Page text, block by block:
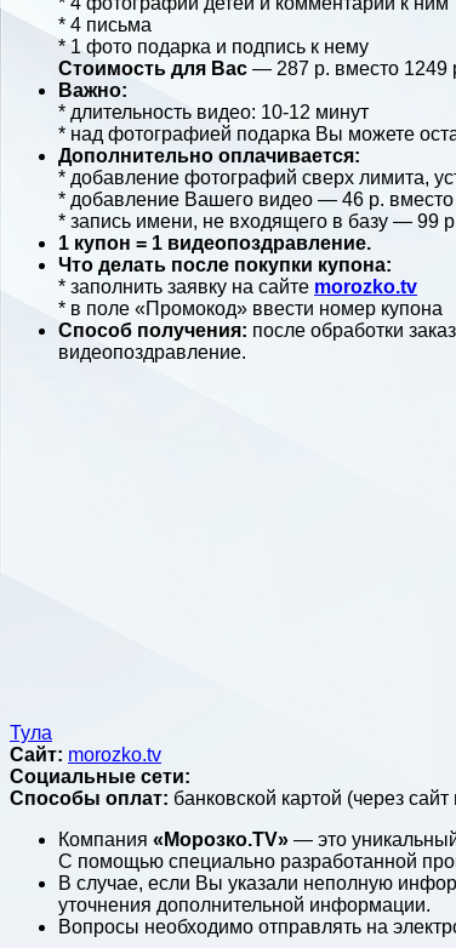
* 4 письма
* 1 фото подарка и подпись к нему
Стоимость для Вас — 287 р. вместо 1249
Важно:
* длительность видео: 10-12 минут
* над фотографией подарка Вы можете
Дополнительно оплачивается:
* добавление фотографий сверх лимита,
* добавление Вашего видео — 46 р. вместо
* запись имени, не входящего в базу — 99
1 купон = 1 видеопоздравление.
Что делать после покупки купона:
* заполнить заявку на сайте morozko.tv
* в поле «Промокод» ввести номер купона
Способ получения: после обработки
видеопоздравление.
Тула
Сайт: morozko.tv
Социальные сети:
Способы оплат: банковской картой (через
Компания «Морозко.TV» — это
С помощью специально разработанной
В случае, если Вы указали неполную
уточнения дополнительной информации.
Вопросы необходимо отправлять на